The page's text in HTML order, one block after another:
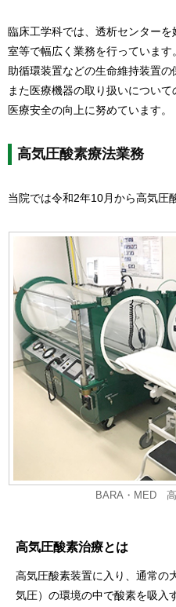
臨床工学科では、透析センター
室等で幅広く業務を行っていま
助循環装置などの生命維持装置の
また医療機器の取り扱いについて
医療安全の向上に努めています。
高気圧酸素療法業務
当院では令和2年10月から高気圧
BARA・MED
高気圧酸素治療とは
高気圧酸素装置に入り、通常の
気圧）の環境の中で酸素を吸入